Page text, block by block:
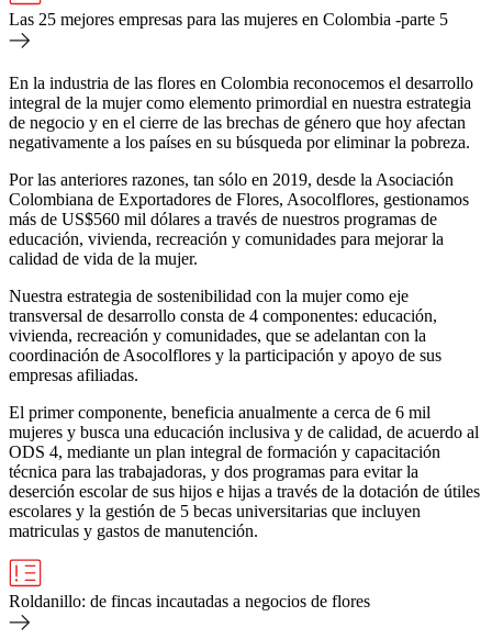
Las 25 mejores empresas para las mujeres en Colombia -parte 5
En la industria de las flores en Colombia reconocemos el desarrollo
integral de la mujer como elemento primordial en nuestra estrategia
de negocio y en el cierre de las brechas de género que hoy afectan
negativamente a los países en su búsqueda por eliminar la pobreza.
Por las anteriores razones, tan sólo en 2019, desde la Asociación
Colombiana de Exportadores de Flores, Asocolflores, gestionamos
más de US$560 mil dólares a través de nuestros programas de
educación, vivienda, recreación y comunidades para mejorar la
calidad de vida de la mujer.
Nuestra estrategia de sostenibilidad con la mujer como eje
transversal de desarrollo consta de 4 componentes: educación,
vivienda, recreación y comunidades, que se adelantan con la
coordinación de Asocolflores y la participación y apoyo de sus
empresas afiliadas.
El primer componente, beneficia anualmente a cerca de 6 mil
mujeres y busca una educación inclusiva y de calidad, de acuerdo al
ODS 4, mediante un plan integral de formación y capacitación
técnica para las trabajadoras, y dos programas para evitar la
deserción escolar de sus hijos e hijas a través de la dotación de útiles
escolares y la gestión de 5 becas universitarias que incluyen
matriculas y gastos de manutención.
Roldanillo: de fincas incautadas a negocios de flores